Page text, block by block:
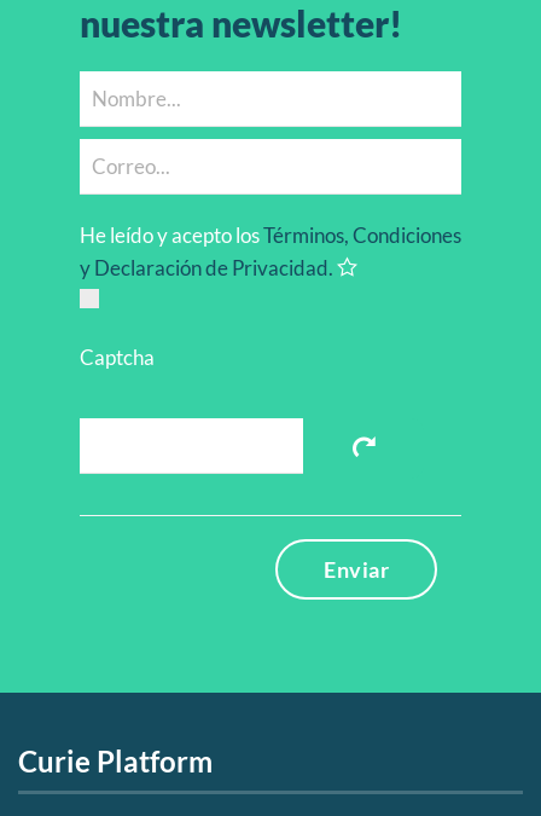
nuestra newsletter!
He leído y acepto losTérminos, Condiciones
y Declaración de Privacidad.
Captcha
Enviar
Curie Platform